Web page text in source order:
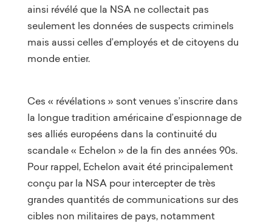
ainsi révélé que la NSA ne collectait pas
seulement les données de suspects criminels
mais aussi celles d’employés et de citoyens du
monde entier.
Ces « révélations » sont venues s’inscrire dans
la longue tradition américaine d’espionnage de
ses alliés européens dans la continuité du
scandale « Echelon » de la fin des années 90s.
Pour rappel, Echelon avait été principalement
conçu par la NSA pour intercepter de très
grandes quantités de communications sur des
cibles non militaires de pays, notamment